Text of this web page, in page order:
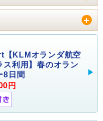
KLMオランダ航空
ス利用】春のオラン
8日間
円